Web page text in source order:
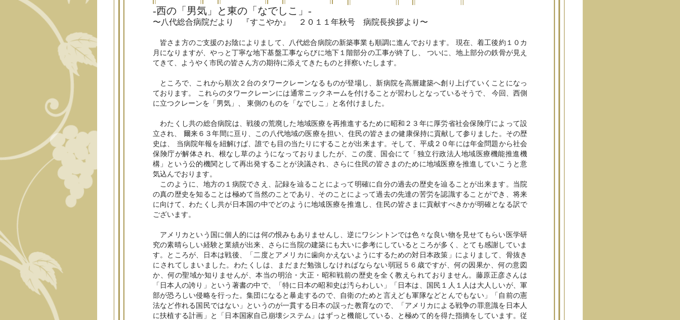
-西の「男気」と東の「なでしこ」-
〜八代総合病院だより 『すこやか』 ２０１１年秋号 病院長挨拶より〜
皆さま方のご支援のお陰によりまして、八代総合病院の新築事業も順調に進んでおります。 現在、着工後約１０カ
月になりますが、やっと丁寧な地下基盤工事ならびに地下１階部分の工事が終了し、 ついに、地上部分の鉄骨が見え
てきて、ようやく市民の皆さん方の期待に添えてきたものと拝察いたします。
ところで、これから順次２台のタワークレーンなるものが登場し、新病院を高層建築へ創り上げていくことになっ
ております。 これらのタワークレーンには通常ニックネームを付けることが習わしとなっているそうで、 今回、西側
に立つクレーンを「男気」、 東側のものを「なでしこ」と名付けました。
わたくし共の総合病院は、戦後の荒廃した地域医療を再推進するために昭和２３年に厚労省社会保険庁によって設
立され、 爾来６３年間に亘り、この八代地域の医療を担い、住民の皆さまの健康保持に貢献して参りました。その歴
史は、 当病院年報を紐解けば、誰でも目の当たりにすることが出来ます。そして、平成２０年には年金問題から社会
保険庁が解体され、根なし草のようになっておりましたが、この度、国会にて「独立行政法人地域医療機能推進機
構」という公的機関として再出発することが決議され、さらに住民の皆さまのために地域医療を推進していこうと意
気込んでおります。
このように、地方の１病院でさえ、記録を辿ることによって明確に自分の過去の歴史を辿ることが出来ます。当院
の真の歴史を知ることは極めて当然のことであり、そのことによって過去の先達の苦労を認識することができ、将来
に向けて、わたくし共が日本国の中でどのように地域医療を推進し、住民の皆さまに貢献すべきかが明確となる訳で
ございます。
アメリカという国に個人的には何の恨みもありませんし、逆にワシントンでは色々な良い物を見せてもらい医学研
究の素晴らしい経験と業績が出来、さらに当院の建築にも大いに参考にしているところが多く、とても感謝していま
す。ところが、日本は戦後、「二度とアメリカに歯向かえないようにするための対日本政策」によりまして、骨抜き
にされてしまいました。わたくしは、まだまだ勉強しなければならない弱冠５６歳ですが、何の因果か、何の意図
か、何の聖域か知りませんが、本当の明治・大正・昭和戦前の歴史を全く教えられておりません。藤原正彦さんは
「日本人の誇り」という著書の中で、「特に日本の昭和史は汚らわしい」「日本は、国民１人１人は大人しいが、軍
部が恐ろしい侵略を行った。集団になると暴走するので、自衛のためと言えども軍隊などとんでもない」「自前の憲
法など作れる国民ではない」というのが一貫する日本の誤った教育なので、「アメリカによる戦争の罪意識を日本人
に扶植する計画」と「日本国家自己崩壊システム」はずっと機能している、と極めて的を得た指摘をしています。従